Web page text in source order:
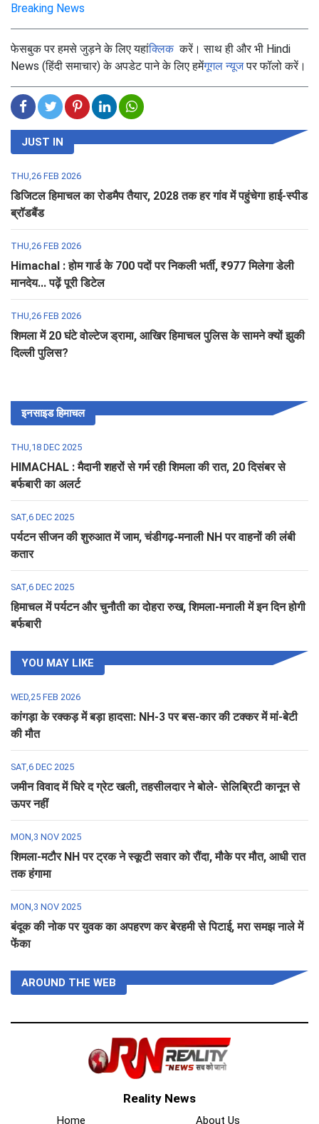
Breaking News
फेसबुक पर हमसे जुड़ने के लिए यहांक्लिककरें। साथ ही और भी Hindi
News (हिंदी समाचार) के अपडेट पाने के लिए हमेंगूगल न्यूजपर फॉलो करें।
JUST IN
THU,26 FEB 2026
डिजिटल हिमाचल का रोडमैप तैयार, 2028 तक हर गांव में पहुंचेगा हाई-स्पीड
ब्रॉडबैंड
THU,26 FEB 2026
Himachal : होम गार्ड के 700 पदों पर निकली भर्ती, ₹977 मिलेगा डेली
मानदेय... पढ़ें पूरी डिटेल
THU,26 FEB 2026
शिमला में 20 घंटे वोल्टेज ड्रामा, आखिर हिमाचल पुलिस के सामने क्यों झुकी
दिल्ली पुलिस?
इनसाइड हिमाचल
THU,18 DEC 2025
HIMACHAL : मैदानी शहरों से गर्म रही शिमला की रात, 20 दिसंबर से
बर्फबारी का अलर्ट
SAT,6 DEC 2025
पर्यटन सीजन की शुरुआत में जाम, चंडीगढ़-मनाली NH पर वाहनों की लंबी
कतार
SAT,6 DEC 2025
हिमाचल में पर्यटन और चुनौती का दोहरा रुख, शिमला-मनाली में इन दिन होगी
बर्फबारी
YOU MAY LIKE
WED,25 FEB 2026
कांगड़ा के रक्कड़ में बड़ा हादसा: NH-3 पर बस-कार की टक्कर में मां-बेटी
की मौत
SAT,6 DEC 2025
जमीन विवाद में घिरे द ग्रेट खली, तहसीलदार ने बोले- सेलिब्रिटी कानून से
ऊपर नहीं
MON,3 NOV 2025
शिमला-मटौर NH पर ट्रक ने स्कूटी सवार को रौंदा, मौके पर मौत, आधी रात
तक हंगामा
MON,3 NOV 2025
बंदूक की नोक पर युवक का अपहरण कर बेरहमी से पिटाई, मरा समझ नाले में
फेंका
AROUND THE WEB
Reality News
Home About Us